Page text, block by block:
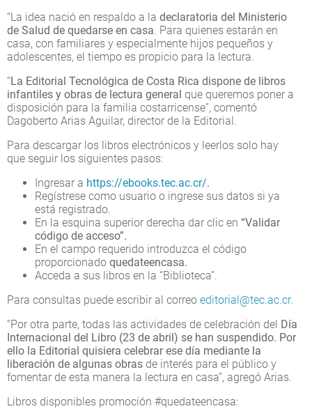
“La idea nació en respaldo a la declaratoria del Ministerio
de Salud de quedarse en casa. Para quienes estarán en
casa, con familiares y especialmente hijos pequeños y
adolescentes, el tiempo es propicio para la lectura.
“La Editorial Tecnológica de Costa Rica dispone de libros
infantiles y obras de lectura general que queremos poner a
disposición para la familia costarricense”, comentó
Dagoberto Arias Aguilar, director de la Editorial.
Para descargar los libros electrónicos y leerlos solo hay
que seguir los siguientes pasos:
Ingresar a https://ebooks.tec.ac.cr/.
Regístrese como usuario o ingrese sus datos si ya
está registrado.
En la esquina superior derecha dar clic en “Validar
código de acceso”.
En el campo requerido introduzca el código
proporcionado quedateencasa.
Acceda a sus libros en la “Biblioteca”.
Para consultas puede escribir al correo editorial@tec.ac.cr.
“Por otra parte, todas las actividades de celebración del Día
Internacional del Libro (23 de abril) se han suspendido. Por
ello la Editorial quisiera celebrar ese día mediante la
liberación de algunas obras de interés para el público y
fomentar de esta manera la lectura en casa”, agregó Arias.
Libros disponibles promoción #quedateencasa: